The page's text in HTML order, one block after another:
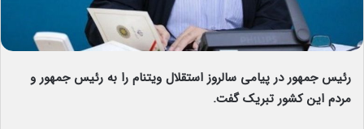
رئیس جمهور در پیامی سالروز استقلال ویتنام را به رئیس جمهور و
مردم این کشور تبریک گفت.